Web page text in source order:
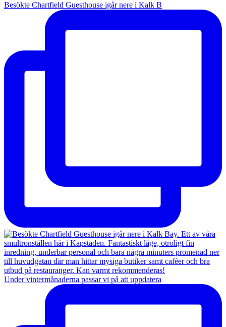
Besökte Chartfield Guesthouse igår nere i Kalk B
Under vintermånaderna passar vi på att uppdatera